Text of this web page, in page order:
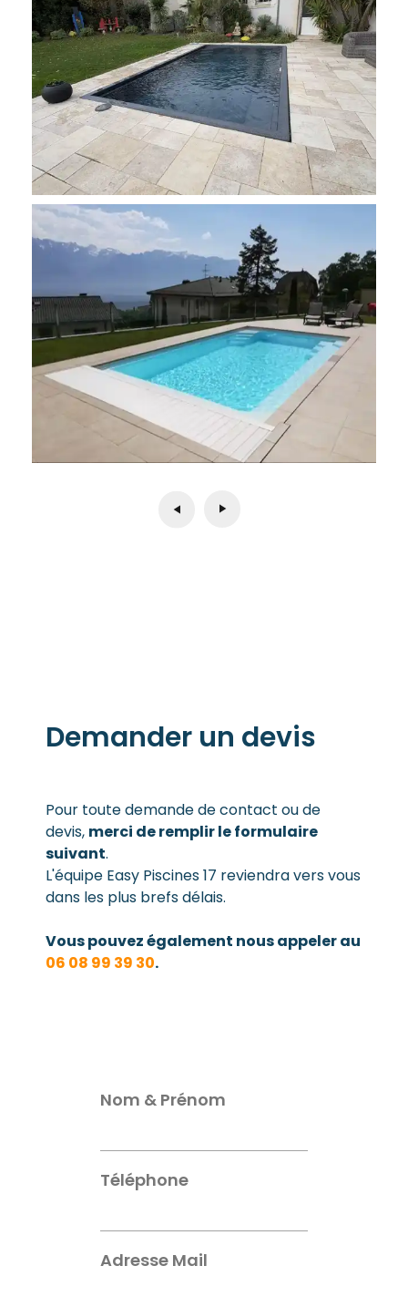
Demander un devis
Pour toute demande de contact ou de
devis, merci de remplir le formulaire
suivant.
L'équipe Easy Piscines 17 reviendra vers vous
dans les plus brefs délais.
Vous pouvez également nous appeler au
06 08 99 39 30.
Nom & Prénom
Téléphone
Adresse Mail